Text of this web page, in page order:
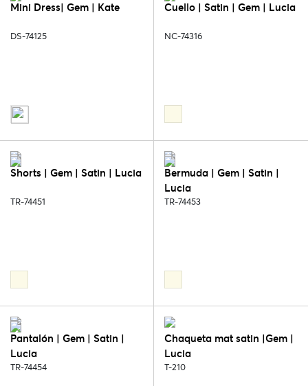
Mini Dress| Gem | Kate
DS-74125
Cuello | Satin | Gem | Lucia
NC-74316
Shorts | Gem | Satin | Lucia
TR-74451
Bermuda | Gem | Satin |
Lucia
TR-74453
Pantalón | Gem | Satin |
Lucia
TR-74454
Chaqueta mat satin |Gem |
Lucia
T-210